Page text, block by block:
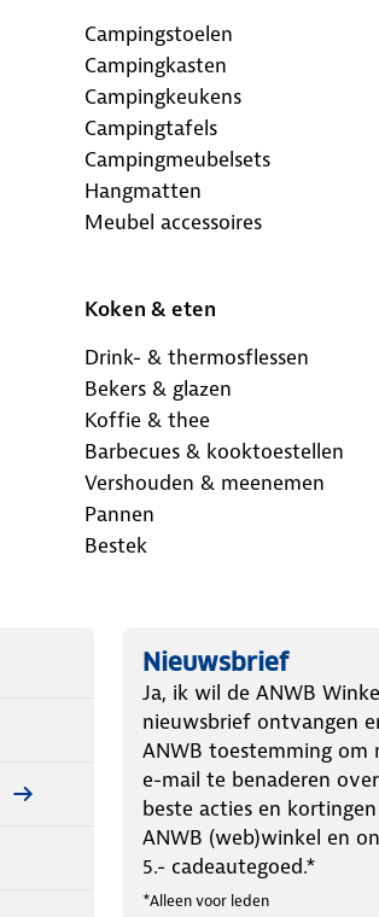
Campingstoelen
Campingkasten
Campingkeukens
Campingtafels
Campingmeubelsets
Hangmatten
Meubel accessoires
Koken & eten
Drink- & thermosflessen
Bekers & glazen
Koffie & thee
Barbecues & kooktoestellen
Vershouden & meenemen
Pannen
Bestek
Nieuwsbrief
Ja, ik wil de ANWB
nieuwsbrief ontvangen
ANWB toestemming om
e-mail te benaderen
beste acties en
ANWB (web)winkel en
5.- cadeautegoed.*
*Alleen voor leden